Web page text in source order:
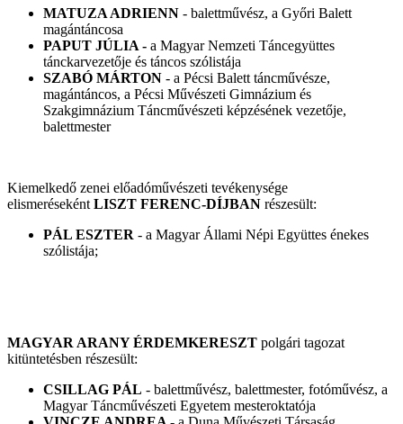
MATUZA ADRIENN - balettművész, a Győri Balett
magántáncosa
PAPUT JÚLIA - a Magyar Nemzeti Táncegyüttes
tánckarvezetője és táncos szólistája
SZABÓ MÁRTON - a Pécsi Balett táncművésze,
magántáncos, a Pécsi Művészeti Gimnázium és
Szakgimnázium Táncművészeti képzésének vezetője,
balettmester
Kiemelkedő zenei előadóművészeti tevékenysége
elismeréseként LISZT FERENC-DÍJBAN részesült:
PÁL ESZTER - a Magyar Állami Népi Együttes énekes
szólistája;
MAGYAR ARANY ÉRDEMKERESZT polgári tagozat
kitüntetésben részesült:
CSILLAG PÁL - balettművész, balettmester, fotóművész, a
Magyar Táncművészeti Egyetem mesteroktatója